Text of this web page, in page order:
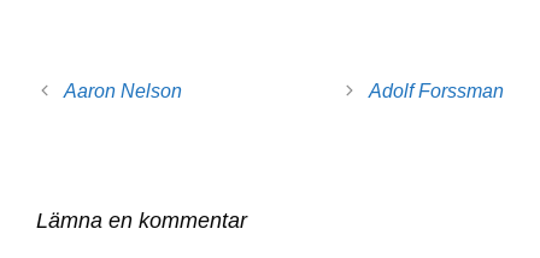
Aaron Nelson Adolf Forssman
Lämna en kommentar